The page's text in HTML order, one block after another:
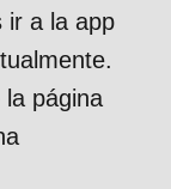
ir a la app
página